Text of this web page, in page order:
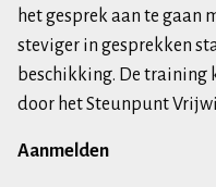
het gesprek aan te gaan
steviger in gesprekken
beschikking. De training
door het Steunpunt
Aanmelden